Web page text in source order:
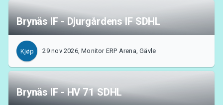
Om Tickster
Brynäs IF - Djurgårdens IF SDHL
Kjøp 29 nov 2026, Monitor ERP Arena, Gävle
Brynäs IF - HV 71 SDHL